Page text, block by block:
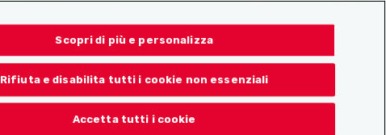
Scopri di più e personalizza
Rifiuta e disabilita tutti i cookie non essenziali
Accetta tutti i cookie